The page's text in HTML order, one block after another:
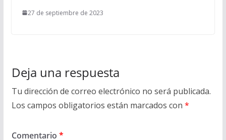
27 de septiembre de 2023
Deja una respuesta
Tu dirección de correo electrónico no será publicada.
Los campos obligatorios están marcados con *
Comentario *